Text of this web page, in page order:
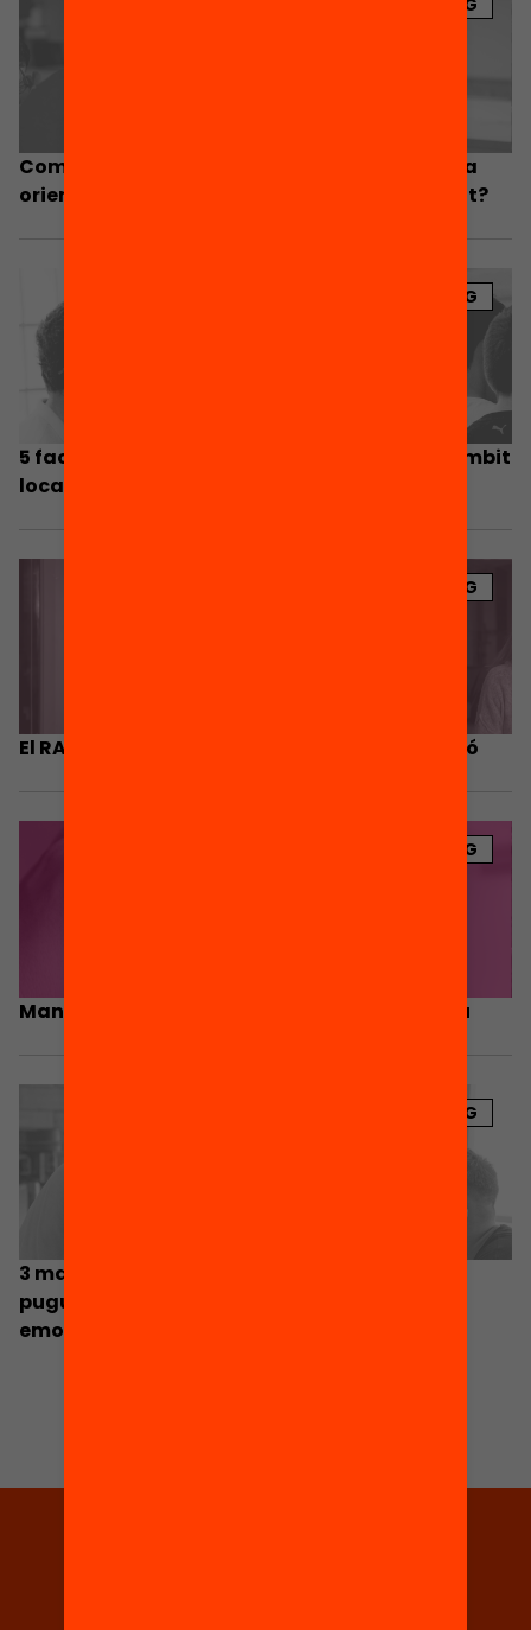
BLOG
Com organitzar el centre per donar una bona
orientació i acompanyament a tot l’alumnat?
BLOG
5 factors claus de l’èxit de l’orientació en l’àmbit
local
BLOG
El RALC al servei de les polítiques d’orientació
BLOG
Mantenir els alumnes en el sistema educatiu
BLOG
3 maneres perquè els orientadors escolars
puguin impulsar l’aprenentatge social i
emocional